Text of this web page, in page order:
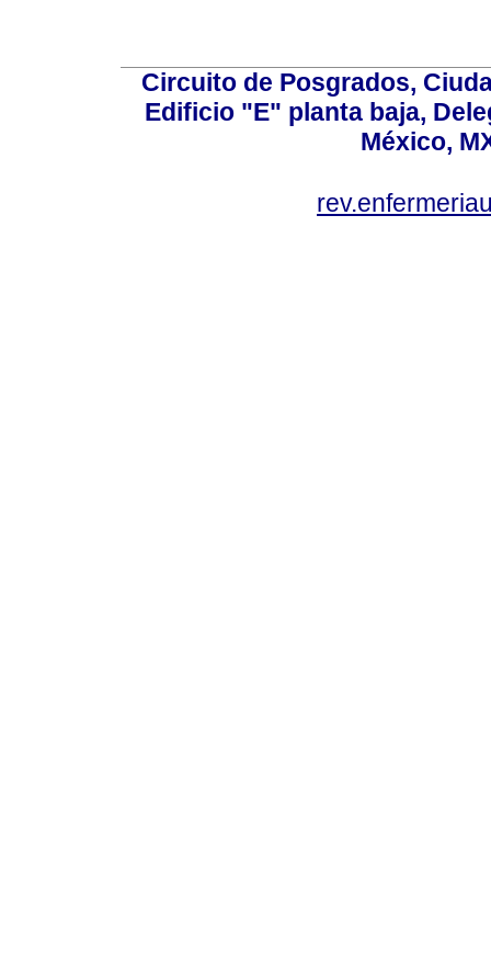
Circuito de Posgrados,
Edificio "E" planta baja,
México,